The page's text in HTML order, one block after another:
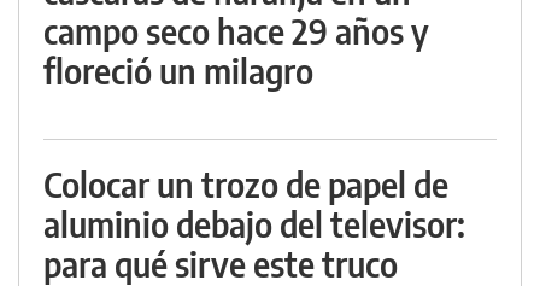
campo seco hace 29 años y
floreció un milagro
Colocar un trozo de papel de
aluminio debajo del televisor:
para qué sirve este truco